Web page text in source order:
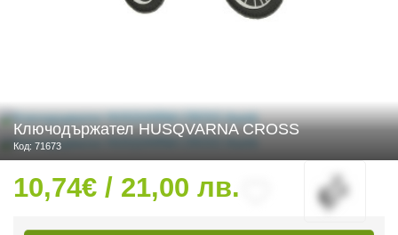
Ключодържател HUSQVARNA CROSS
Код: 71673
10,74€ / 21,00 лв.